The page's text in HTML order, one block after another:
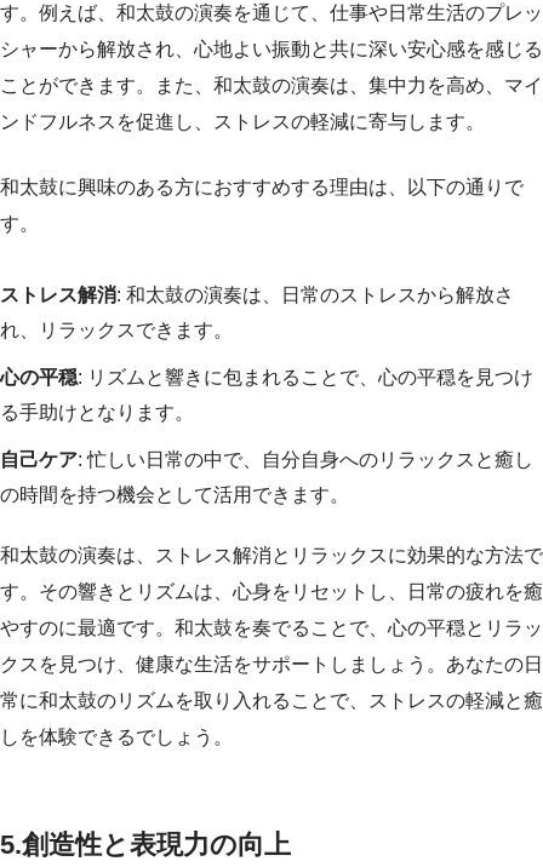
す。例えば、和太鼓の演奏を通じて、仕事や日常生活のプレッ
シャーから解放され、心地よい振動と共に深い安心感を感じる
ことができます。また、和太鼓の演奏は、集中力を高め、マイ
ンドフルネスを促進し、ストレスの軽減に寄与します。
和太鼓に興味のある方におすすめする理由は、以下の通りで
す。
ストレス解消: 和太鼓の演奏は、日常のストレスから解放さ
れ、リラックスできます。
心の平穏: リズムと響きに包まれることで、心の平穏を見つけ
る手助けとなります。
自己ケア: 忙しい日常の中で、自分自身へのリラックスと癒し
の時間を持つ機会として活用できます。
和太鼓の演奏は、ストレス解消とリラックスに効果的な方法で
す。その響きとリズムは、心身をリセットし、日常の疲れを癒
やすのに最適です。和太鼓を奏でることで、心の平穏とリラッ
クスを見つけ、健康な生活をサポートしましょう。あなたの日
常に和太鼓のリズムを取り入れることで、ストレスの軽減と癒
しを体験できるでしょう。
5.創造性と表現力の向上